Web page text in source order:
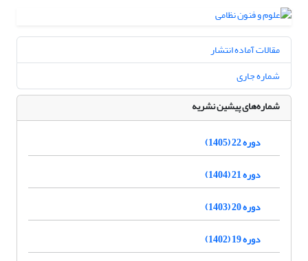
مقالات آماده انتشار
شماره جاری
شماره‌های پیشین نشریه
دوره 22 (1405)
دوره 21 (1404)
دوره 20 (1403)
دوره 19 (1402)